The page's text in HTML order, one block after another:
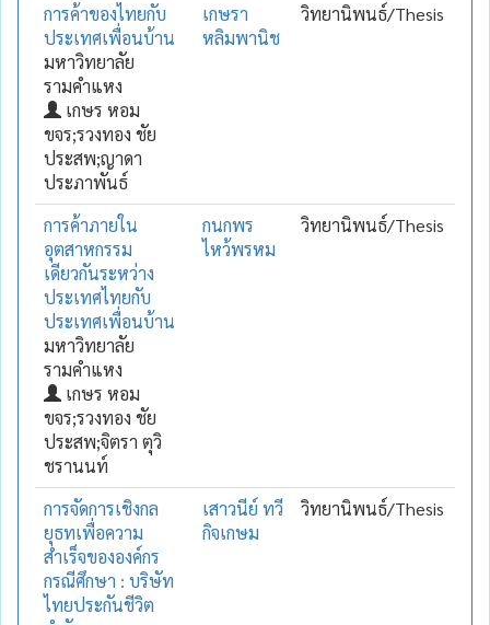
การค้าของไทยกับ
ประเทศเพื่อนบ้าน
มหาวิทยาลัย
รามคำแหง
เกษร หอม
ขจร;รวงทอง ชัย
ประสพ;ญาดา
ประภาพันธ์
เกษรา
หลิมพานิช
วิทยานิพนธ์/Thesis
การค้าภายใน
อุตสาหกรรม
เดียวกันระหว่าง
ประเทศไทยกับ
ประเทศเพื่อนบ้าน
มหาวิทยาลัย
รามคำแหง
เกษร หอม
ขจร;รวงทอง ชัย
ประสพ;จิตรา ตุวิ
ชรานนท์
กนกพร
ไหว้พรหม
วิทยานิพนธ์/Thesis
การจัดการเชิงกล
ยุธทเพื่อความ
สำเร็จขององค์กร
กรณีศึกษา : บริษัท
ไทยประกันชีวิต
เสาวนีย์ ทวี
กิจเกษม
วิทยานิพนธ์/Thesis